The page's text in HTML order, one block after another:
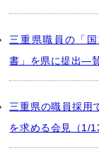
三重県職員の「
書」を県に提出―
三重県の職員採用
を求める会見（1/